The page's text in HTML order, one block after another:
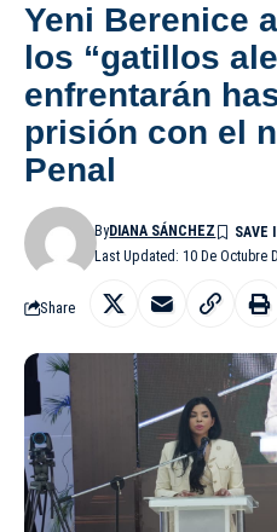
Yeni Berenice
los “gatillos
enfrentarán
prisión con el
Penal
Last Updated: 10 De Octubre
ByDIANA SÁNCHEZ
Share